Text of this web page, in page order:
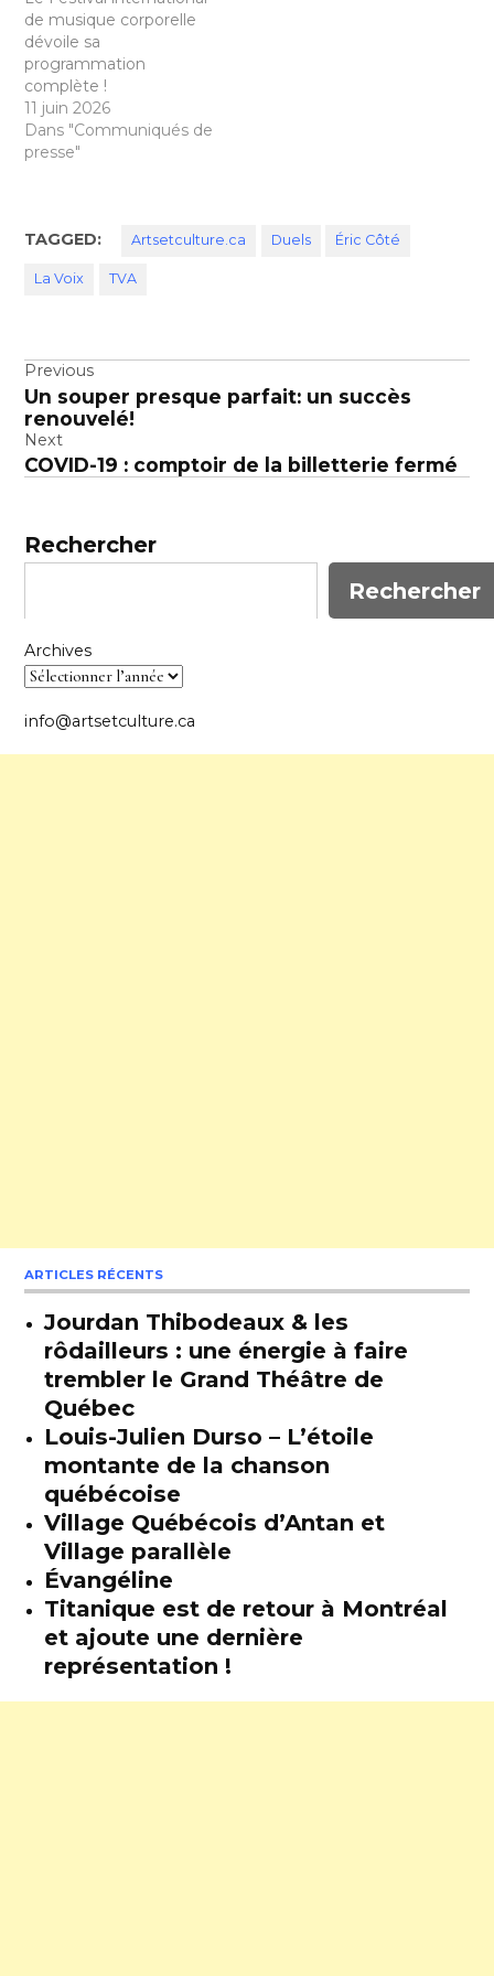
de musique corporelle
dévoile sa
programmation
complète !
11 juin 2026
Dans "Communiqués de
presse"
TAGGED: Artsetculture.ca Duels Éric Côté
La Voix TVA
Navigation
de
l’article
Previous
Un souper presque parfait: un succès
renouvelé!
Next
COVID-19 : comptoir de la billetterie fermé
Rechercher
Rechercher
Archives
info@artsetculture.ca
ARTICLES RÉCENTS
Jourdan Thibodeaux & les
rôdailleurs : une énergie à faire
trembler le Grand Théâtre de
Québec
Louis-Julien Durso – L’étoile
montante de la chanson
québécoise
Village Québécois d’Antan et
Village parallèle
Évangéline
Titanique est de retour à Montréal
et ajoute une dernière
représentation !